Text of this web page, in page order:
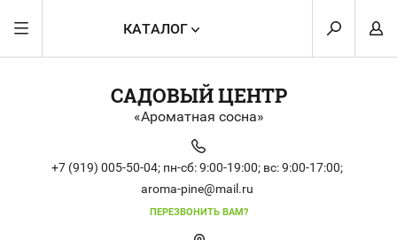
КАТАЛОГ
САДОВЫЙ ЦЕНТР
«Ароматная сосна»
+7 (919) 005-50-04; пн-сб: 9:00-19:00; вс: 9:00-17:00;
aroma-pine@mail.ru
ПЕРЕЗВОНИТЬ ВАМ?